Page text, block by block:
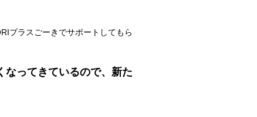
プラスごーきでサポートしてもら
なってきているので、新た